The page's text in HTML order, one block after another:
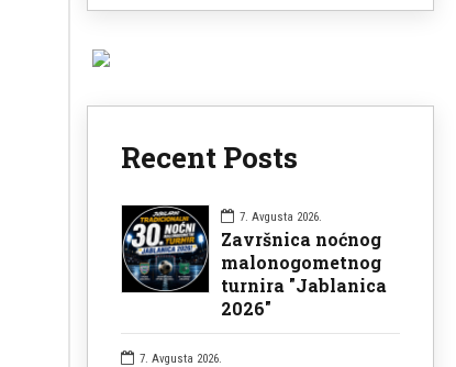
Recent Posts
7. Avgusta 2026.
Završnica noćnog
malonogometnog
turnira "Jablanica
2026"
7. Avgusta 2026.